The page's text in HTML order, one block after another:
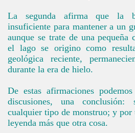
La segunda afirma que la
insuficiente para mantener a un
aunque se trate de una pequeña
el lago se origino como
geológica reciente,
durante la era de hielo.
De estas afirmaciones
discusiones, una
cualquier tipo de monstruo; y por
leyenda más que otra cosa.